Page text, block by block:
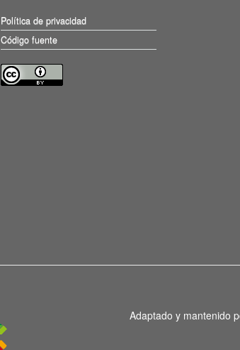
Política de privacidad
Código fuente
Adaptado y mantenido